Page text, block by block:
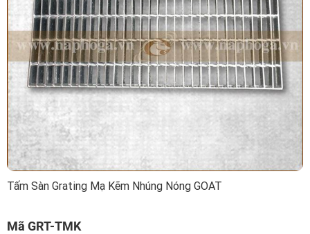
Tấm Sàn Grating Mạ Kẽm Nhúng Nóng GOAT
Mã GRT-TMK